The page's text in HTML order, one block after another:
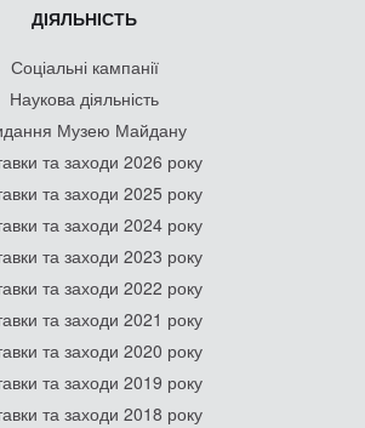
ДІЯЛЬНІСТЬ
Соціальні кампанії
Наукова діяльність
Музею Майдану
та заходи 2026 року
та заходи 2025 року
та заходи 2024 року
та заходи 2023 року
та заходи 2022 року
та заходи 2021 року
та заходи 2020 року
та заходи 2019 року
та заходи 2018 року